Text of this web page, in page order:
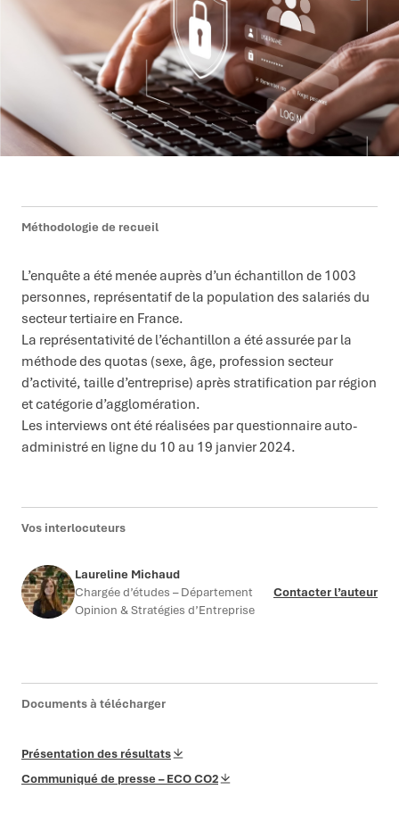
Méthodologie de recueil
L’enquête a été menée auprès d’un échantillon de 1003
personnes, représentatif de la population des salariés du
secteur tertiaire en France.
La représentativité de l’échantillon a été assurée par la
méthode des quotas (sexe, âge, profession secteur
d’activité, taille d’entreprise) après stratification par région
et catégorie d’agglomération.
Les interviews ont été réalisées par questionnaire auto-
administré en ligne du 10 au 19 janvier 2024.
Vos interlocuteurs
Laureline Michaud
Chargée d’études – Département
Opinion & Stratégies d’Entreprise
Contacter l’auteur
Documents à télécharger
Présentation des résultats
Communiqué de presse – ECO CO2